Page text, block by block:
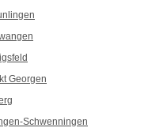
Georgen
Schwenningen